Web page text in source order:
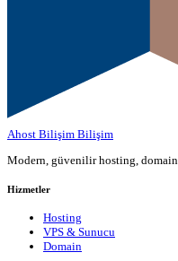
Ahost Bilişim Bilişim
Modern, güvenilir hosting,
Hizmetler
Hosting
VPS & Sunucu
Domain